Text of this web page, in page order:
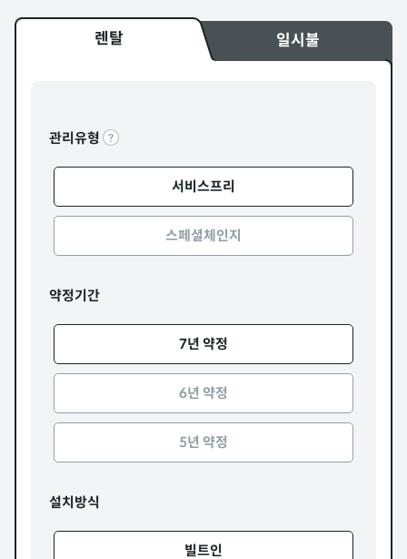
렌탈 일시불
관리유형
서비스프리
스페셜체인지
약정기간
7년 약정
6년 약정
5년 약정
설치방식
빌트인